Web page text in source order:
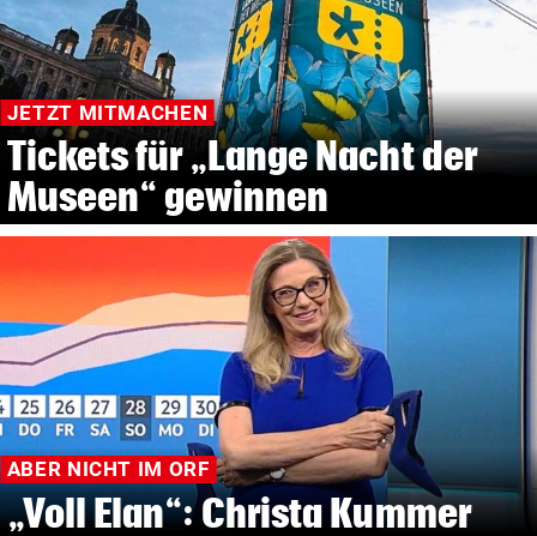
JETZT MITMACHEN
Tickets für „Lange Nacht der
Museen“ gewinnen
ABER NICHT IM ORF
„Voll Elan“: Christa Kummer